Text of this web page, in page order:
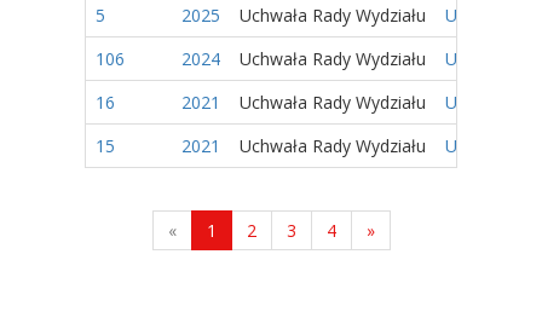
5
2025 Uchwała Rady Wydziału
Uchwała
106
2024 Uchwała Rady Wydziału
Uchwała
16
2021 Uchwała Rady Wydziału
Uchwała
15
2021 Uchwała Rady Wydziału Uchwała
« 1 2 3 4 »